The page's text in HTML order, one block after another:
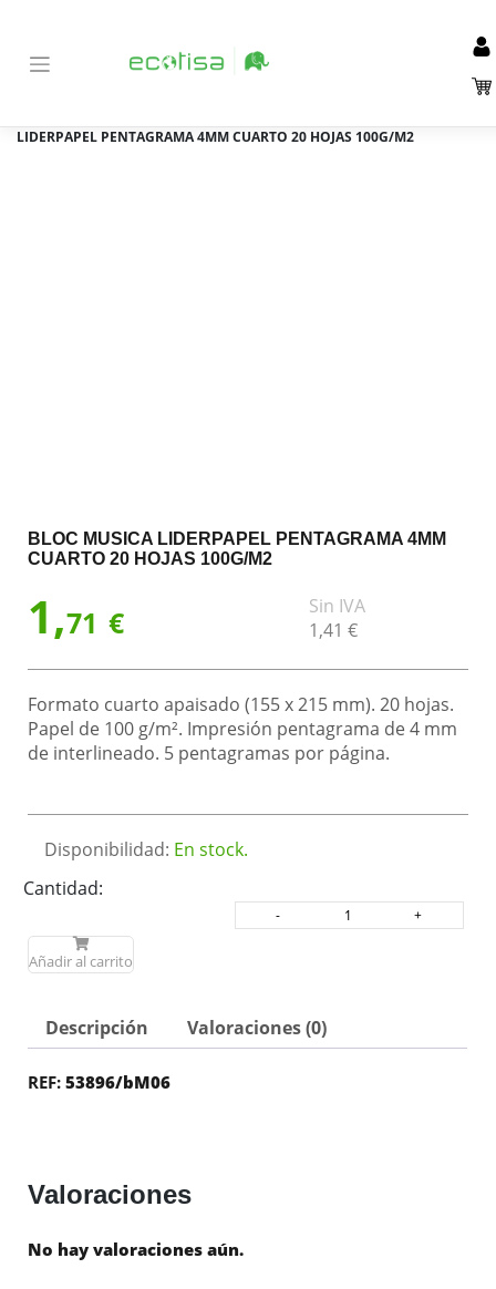
LIDERPAPEL PENTAGRAMA 4MM CUARTO 20 HOJAS 100G/M2
BLOC MUSICA LIDERPAPEL PENTAGRAMA 4MM
CUARTO 20 HOJAS 100G/M2
1,71 €
Sin IVA
1,41 €
Formato cuarto apaisado (155 x 215 mm). 20 hojas.
Papel de 100 g/m². Impresión pentagrama de 4 mm
de interlineado. 5 pentagramas por página.
Disponibilidad: En stock.
Cantidad:
Añadir al carrito
Descripción Valoraciones (0)
REF: 53896/bM06
Valoraciones
No hay valoraciones aún.